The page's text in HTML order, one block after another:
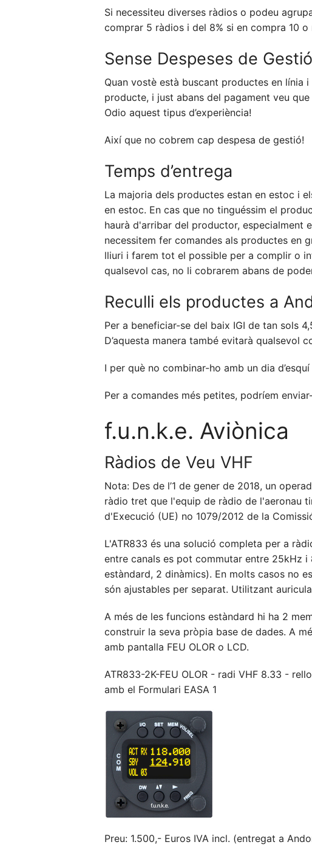
Si necessiteu diverses ràdios o podeu
comprar 5 ràdios i del 8% si en compra 10 o
Sense Despeses de Gestió
Quan vostè està buscant productes en línia
producte, i just abans del pagament veu
Odio aquest tipus d’experiència!
Així que no cobrem cap despesa de gestió!
Temps d’entrega
La majoria dels productes estan en estoc i
en estoc. En cas que no tinguéssim el
haurà d'arribar del productor, especialment
necessitem fer comandes als productes en
lliuri i farem tot el possible per a complir o
qualsevol cas, no li cobrarem abans de
Reculli els productes a
Per a beneficiar-se del baix IGI de tan sols
D’aquesta manera també evitarà qualsevol
I per què no combinar-ho amb un dia
Per a comandes més petites, podríem
f.u.n.k.e. Aviònica
Ràdios de Veu VHF
Nota: Des de l’1 de gener de 2018, un
ràdio tret que l'equip de ràdio de l'aeronau
d'Execució (UE) no 1079/2012 de la
L'ATR833 és una solució completa per a
entre canals es pot commutar entre 25kHz
estàndard, 2 dinàmics). En molts casos no
són ajustables per separat. Utilitzant
A més de les funcions estàndard hi ha 2
construir la seva pròpia base de dades. A
amb pantalla FEU OLOR o LCD.
ATR833-2K-FEU OLOR - radi VHF 8.33 -
amb el Formulari EASA 1
Preu: 1.500,- Euros IVA incl. (entregat a